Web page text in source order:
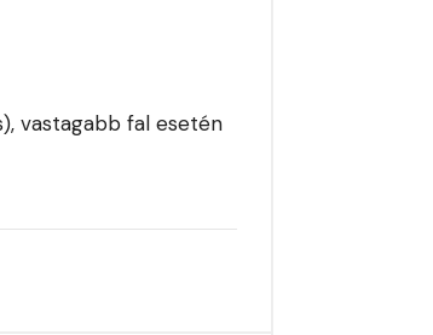
vastagabb fal esetén